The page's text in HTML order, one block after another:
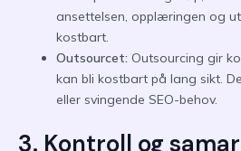
ansettelsen, opplæringen og
kostbart.
Outsourcet: Outsourcing gir
kan bli kostbart på lang sikt.
eller svingende SEO-behov.
3. Kontroll og